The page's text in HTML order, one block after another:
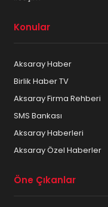
Konular
Aksaray Haber
Birlik Haber TV
Aksaray Firma Rehberi
SMS Bankası
Aksaray Haberleri
Aksaray Özel Haberler
Öne Çıkanlar